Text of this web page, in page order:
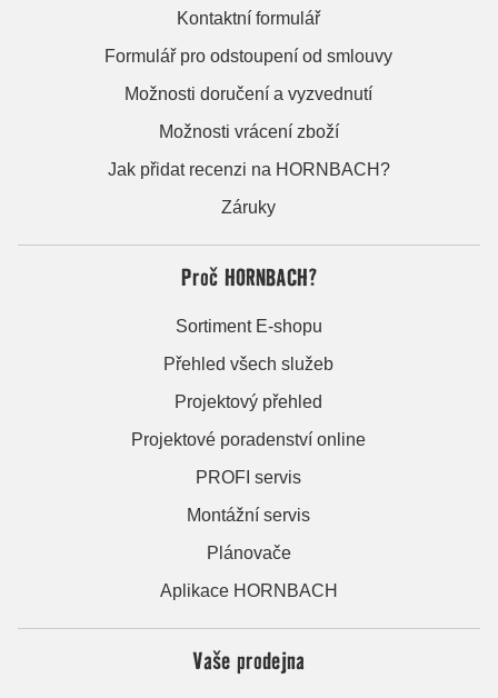
Kontaktní formulář
Formulář pro odstoupení od smlouvy
Možnosti doručení a vyzvednutí
Možnosti vrácení zboží
Jak přidat recenzi na HORNBACH?
Záruky
Proč HORNBACH?
Sortiment E-shopu
Přehled všech služeb
Projektový přehled
Projektové poradenství online
PROFI servis
Montážní servis
Plánovače
Aplikace HORNBACH
Vaše prodejna